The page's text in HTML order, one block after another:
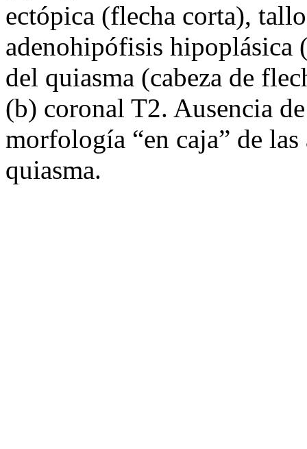
ectópica (flecha corta),
adenohipófisis hipoplásica
del quiasma (cabeza de
(b) coronal T2. Ausencia
morfología “en caja” de
quiasma.